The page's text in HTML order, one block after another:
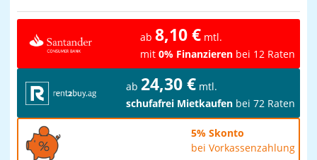
ab 8,10 € mtl.
mit 0% Finanzieren bei 12 Raten
ab 24,30 € mtl.
schufafrei Mietkaufen bei 72 Raten
5% Skonto
bei Vorkassenzahlung